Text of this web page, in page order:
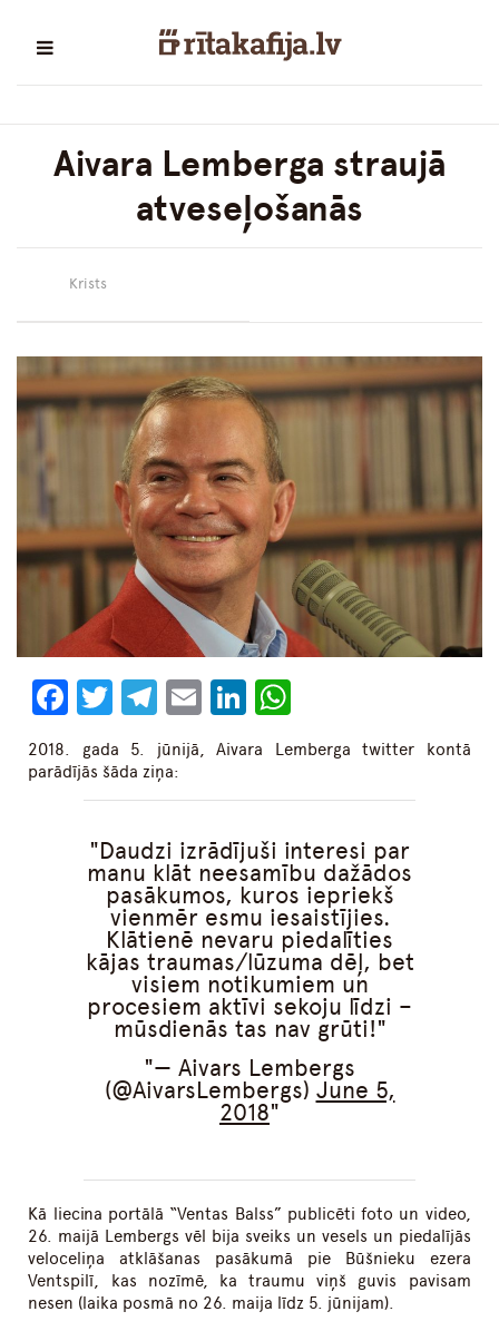
Aivara Lemberga straujā
atveseļošanās
Krists
Facebook
Twitter
Telegram
EmailLinkedIn
2018. gada 5. jūnijā, Aivara Lemberga twitter kontā
parādījās šāda ziņa:
Daudzi izrādījuši interesi par
manu klāt neesamību dažādos
pasākumos, kuros iepriekš
vienmēr esmu iesaistījies.
Klātienē nevaru piedalīties
kājas traumas/lūzuma dēļ, bet
visiem notikumiem un
procesiem aktīvi sekoju līdzi –
mūsdienās tas nav grūti!
— Aivars Lembergs
(@AivarsLembergs) June 5,
2018
Kā liecina portālā “Ventas Balss” publicēti foto un video,
26. maijā Lembergs vēl bija sveiks un vesels un piedalījās
veloceliņa atklāšanas pasākumā pie Būšnieku ezera
Ventspilī, kas nozīmē, ka traumu viņš guvis pavisam
nesen (laika posmā no 26. maija līdz 5. jūnijam).